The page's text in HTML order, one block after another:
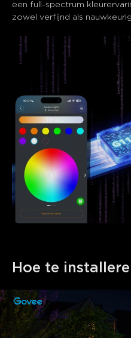
een full-spectrum
zowel verfijnd als
Hoe te